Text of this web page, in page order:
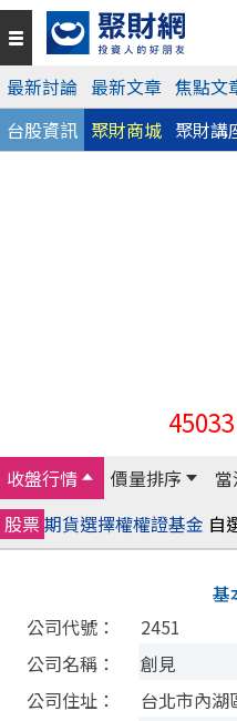
最新討論 最新文章 焦點文
台股資訊 聚財商城 聚財講
45033
收盤行情 價量排序
股票期貨選擇權權證基金 自
基
公司代號：
2451
公司名稱：
創見
公司住址：
台北市內湖